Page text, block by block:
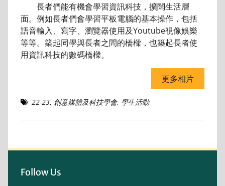
長者們能有機會學習資訊科技，擴闊生活層
面。例如長者們會學習平板電腦的基本操作，包括
語音輸入、寫字、瀏覽器使用及Youtube視像娛樂
等等。築起同學與長者之間的橋樑，也築起長者使
用資訊科技的數碼橋樑。
更多相片
22-23, 創意媒體及科技學會, 學生活動
Follow Us